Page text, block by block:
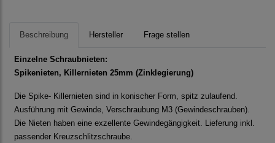
Beschreibung Hersteller Frage stellen
Einzelne Schraubnieten:
Spikenieten, Killernieten 25mm (Zinklegierung)
Die Spike- Killernieten sind in konischer Form, spitz zulaufend.
Ausführung mit Gewinde, Verschraubung M3 (Gewindeschrauben).
Die Nieten haben eine exzellente Gewindegängigkeit. Lieferung inkl.
passender Kreuzschlitzschraube.